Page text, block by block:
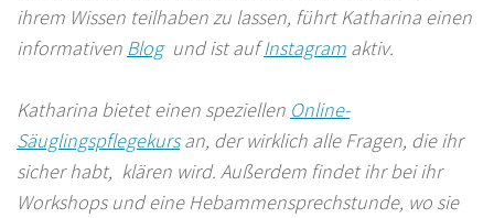
ihrem Wissen teilhaben zu lassen, führt Katharina einen
informativen Blogund ist aufInstagram aktiv.
Katharina bietet einen speziellen Online-
Säuglingspflegekursan, der wirklich alle Fragen, die ihr
sicher habt, klären wird. Außerdem findet ihr bei ihr
Workshops und eine Hebammensprechstunde, wo sie